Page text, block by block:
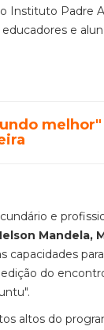
Instituto Padre
e
melhor"
e
Mandela,
capacidades
do
altos do